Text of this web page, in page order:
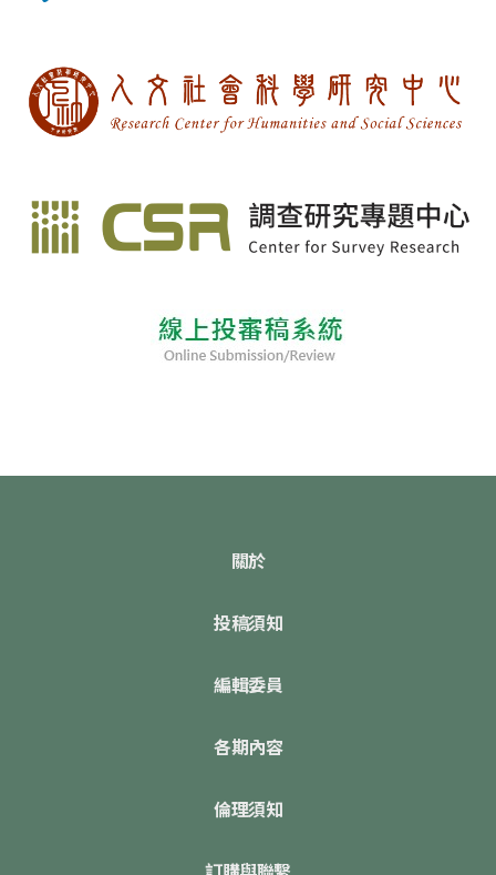
關於
投稿須知
編輯委員
各期內容
倫理須知